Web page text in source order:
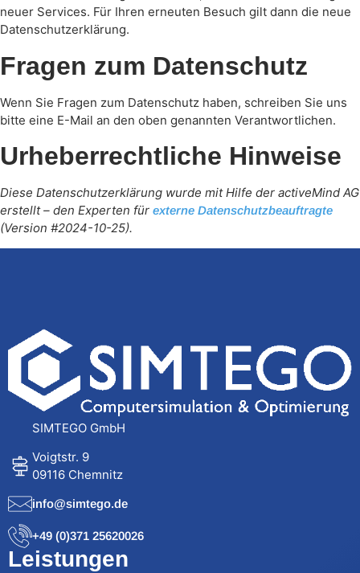
neuer Services. Für Ihren erneuten Besuch gilt dann die neue
Datenschutzerklärung.
Fragen zum Datenschutz
Wenn Sie Fragen zum Datenschutz haben, schreiben Sie uns
bitte eine E-Mail an den oben genannten Verantwortlichen.
Urheberrechtliche Hinweise
Diese Datenschutzerklärung wurde mit Hilfe der activeMind AG
erstellt – den Experten für externe Datenschutzbeauftragte
(Version #2024-10-25).
SIMTEGO GmbH
Voigtstr. 9
09116 Chemnitz
info@simtego.de
+49 (0)371 25620026
Leistungen